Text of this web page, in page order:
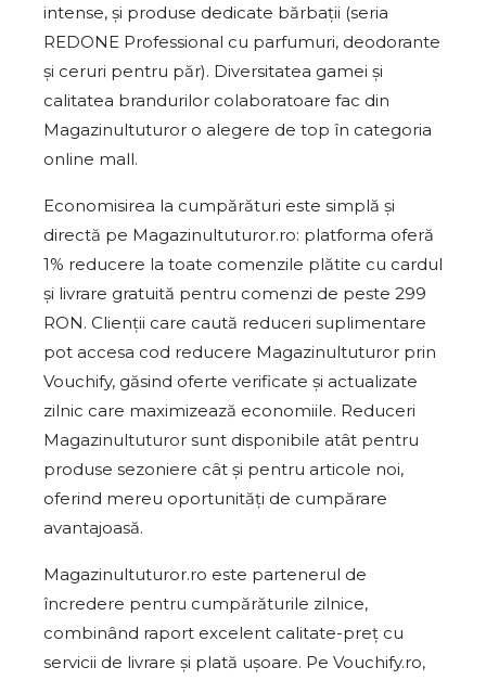
intense, și produse dedicate bărbații (seria
REDONE Professional cu parfumuri, deodorante
și ceruri pentru păr). Diversitatea gamei și
calitatea brandurilor colaboratoare fac din
Magazinultuturor o alegere de top în categoria
online mall.
Economisirea la cumpărături este simplă și
directă pe Magazinultuturor.ro: platforma oferă
1% reducere la toate comenzile plătite cu cardul
și livrare gratuită pentru comenzi de peste 299
RON. Clienții care caută reduceri suplimentare
pot accesa cod reducere Magazinultuturor prin
Vouchify, găsind oferte verificate și actualizate
zilnic care maximizează economiile. Reduceri
Magazinultuturor sunt disponibile atât pentru
produse sezoniere cât și pentru articole noi,
oferind mereu oportunități de cumpărare
avantajoasă.
Magazinultuturor.ro este partenerul de
încredere pentru cumpărăturile zilnice,
combinând raport excelent calitate-preț cu
servicii de livrare și plată ușoare. Pe Vouchify.ro,